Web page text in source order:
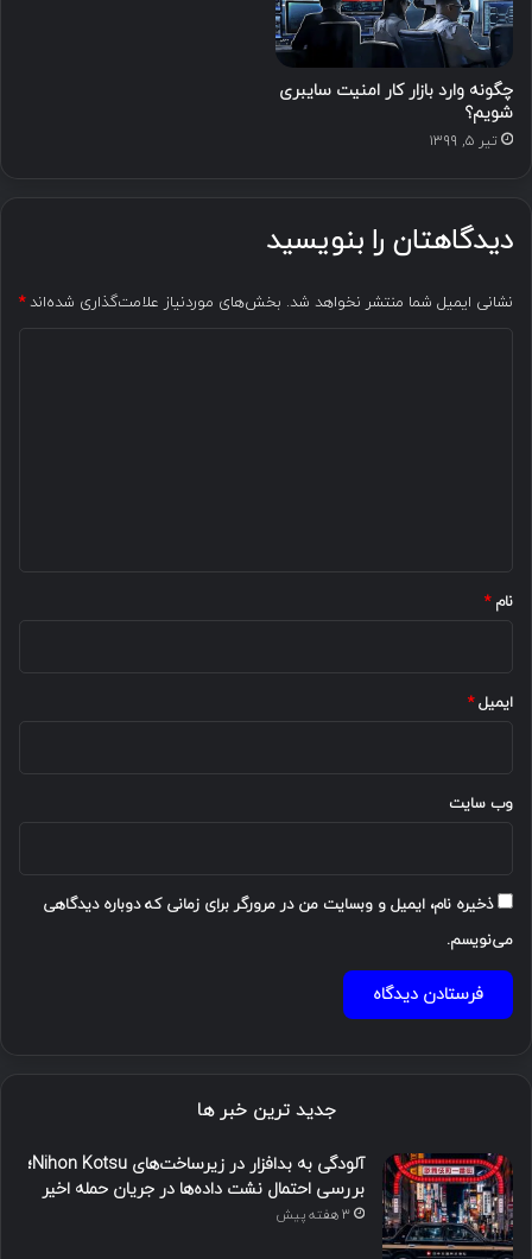
چگونه وارد بازار کار امنیت سایبری
شویم؟
تیر ۵, ۱۳۹۹
دیدگاهتان را بنویسید
نشانی ایمیل شما منتشر نخواهد شد. بخش‌های موردنیاز علامت‌گذاری شده‌اند*
نام*
ایمیل*
وب‌ سایت
ذخیره نام، ایمیل و وبسایت من در مرورگر برای زمانی که دوباره دیدگاهی
می‌نویسم.
جدید ترین خبر ها
آلودگی به بدافزار در زیرساخت‌های Nihon Kotsu؛
بررسی احتمال نشت داده‌ها در جریان حمله اخیر
3 هفته پیش